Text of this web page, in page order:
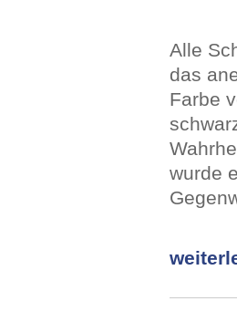
Alle
das
Farbe
wurde